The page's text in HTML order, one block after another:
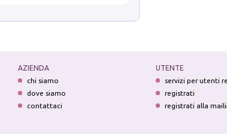
AZIENDA
chi siamo
dove siamo
contattaci
UTENTE
servizi per utenti
registrati
registrati alla